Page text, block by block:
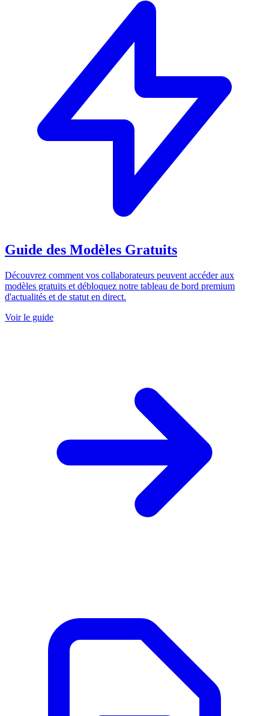
Guide des Modèles Gratuits
Découvrez comment vos collaborateurs peuvent accéder aux
modèles gratuits et débloquez notre tableau de bord premium
d'actualités et de statut en direct.
Voir le guide